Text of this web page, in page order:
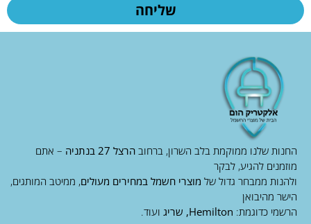
שליחה
החנות שלנו ממוקמת בלב השרון, ברחוב הרצל 27 בנתניה
– אתם
מוזמנים להגיע, לבקר
ולהנות ממבחר גדול של מוצרי חשמל במחירים מעולים, ממיטב המותגים,
הישר מהיבואן
הרשמי כדוגמת: Hemilton, שריג ועוד.